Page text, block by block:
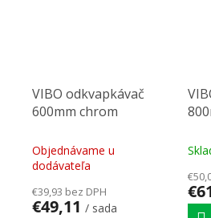
VIBO odkvapkávač
600mm chrom
Objednávame u
dodávateľa
€39,93 bez DPH
€49,11 / sada